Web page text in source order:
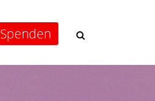
Spenden